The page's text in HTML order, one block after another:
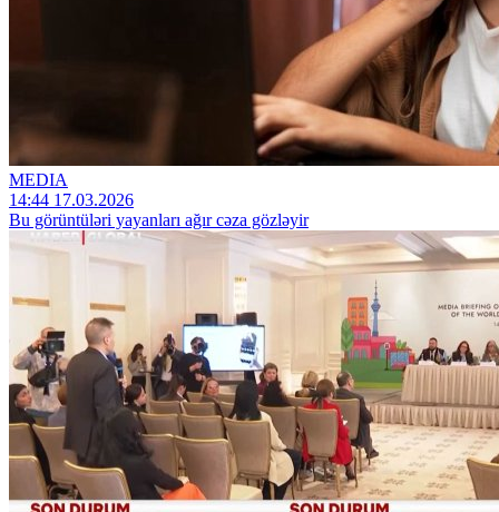
MEDIA
14:44 17.03.2026
Bu görüntüləri yayanları ağır cəza gözləyir